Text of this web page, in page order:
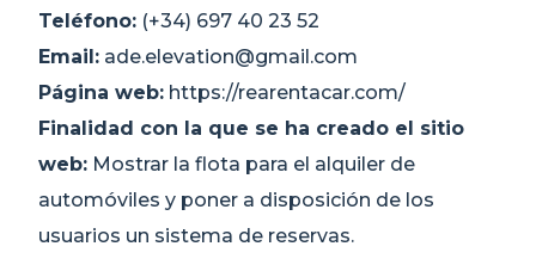
Teléfono: (+34) 697 40 23 52
Email: ade.elevation@gmail.com
Página web: https://rearentacar.com/
Finalidad con la que se ha creado el sitio
web: Mostrar la flota para el alquiler de
automóviles y poner a disposición de los
usuarios un sistema de reservas.